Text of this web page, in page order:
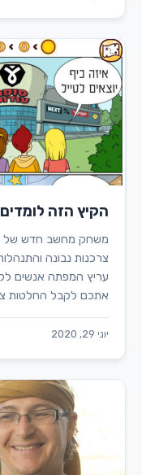
הקיץ הזה
משחק מחשב חדש של
צרכנות נבונה
עריץ המפתה אנשים
אתכם לקבל החלטות
יוני 29, 2020